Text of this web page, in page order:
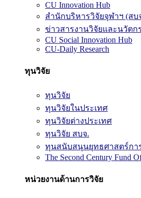
CU Innovation Hub
สำนักบริหารวิจัยจุฬาฯ (สบ
ข่าวสารงานวิจัยและนวัตก
CU Social Innovation Hub
CU-Daily Research
ทุนวิจัย
ทุนวิจัย
ทุนวิจัยในประเทศ
ทุนวิจัยต่างประเทศ
ทุนวิจัย สบจ.
ทุนสนับสนุนยุทธศาสตร์กา
The Second Century Fund
หน่วยงานด้านการวิจัย